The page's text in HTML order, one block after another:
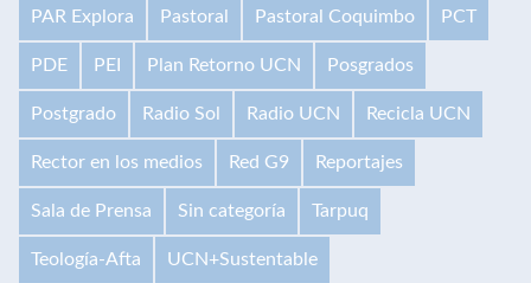
PAR Explora Pastoral Pastoral Coquimbo PCT
PDE PEI Plan Retorno UCN Posgrados
Postgrado Radio Sol Radio UCN Recicla UCN
Rector en los medios Red G9 Reportajes
Sala de Prensa Sin categoría Tarpuq
Teología-Afta UCN+Sustentable